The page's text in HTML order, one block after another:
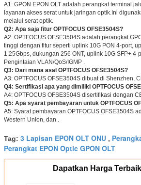
A1: GPON EPON OLT adalah perangkat terminal
layanan akses serat untuk jaringan optik.Ini
melalui serat optik.
Q2: Apa saja fitur OPTFOCUS OFSE3504S?
A2: OPTFOCUS OFSE3504S adalah perangkat
tinggi dengan fitur seperti uplink 10G PON 4-port,
1,25Gbps, dukungan 256 ONT, uplink 10G SFP+
Pengintaian VLAN/QoS/IGMP .
Q3: Dari mana asal OPTFOCUS OFSE3504S?
A3: OPTFOCUS OFSE3504S dibuat di Shenzhen,
Q4: Sertifikasi apa yang dimiliki OPTFOCUS
A4: OPTFOCUS OFSE3504S disertifikasi dengan
Q5: Apa syarat pembayaran untuk OPTFOCUS
A5: Syarat pembayaran OPTFOCUS OFSE3504S
Western Union, dan .
Tag: 3 Lapisan EPON OLT ONU ,
Perangkat EPON Optic GPON OLT
Dapatkan Harga